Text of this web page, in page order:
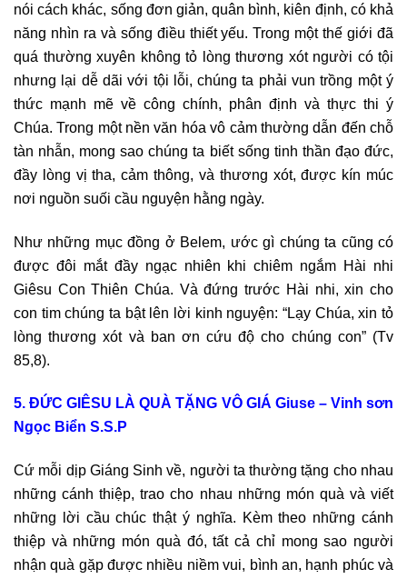
nói cách khác, sống đơn giản, quân bình, kiên định, có khả
năng nhìn ra và sống điều thiết yếu. Trong một thế giới đã
quá thường xuyên không tỏ lòng thương xót người có tội
nhưng lại dễ dãi với tội lỗi, chúng ta phải vun trồng một ý
thức mạnh mẽ về công chính, phân định và thực thi ý
Chúa. Trong một nền văn hóa vô cảm thường dẫn đến chỗ
tàn nhẫn, mong sao chúng ta biết sống tinh thần đạo đức,
đầy lòng vị tha, cảm thông, và thương xót, được kín múc
nơi nguồn suối cầu nguyện hằng ngày.
Như những mục đồng ở Belem, ước gì chúng ta cũng có
được đôi mắt đầy ngạc nhiên khi chiêm ngắm Hài nhi
Giêsu Con Thiên Chúa. Và đứng trước Hài nhi, xin cho
con tim chúng ta bật lên lời kinh nguyện: “Lạy Chúa, xin tỏ
lòng thương xót và ban ơn cứu độ cho chúng con” (Tv
85,8).
5.ĐỨC GIÊSU LÀ QUÀ TẶNG VÔ GIÁ Giuse – Vinh sơn
Ngọc Biển S.S.P
Cứ mỗi dịp Giáng Sinh về, người ta thường tặng cho nhau
những cánh thiệp, trao cho nhau những món quà và viết
những lời cầu chúc thật ý nghĩa. Kèm theo những cánh
thiệp và những món quà đó, tất cả chỉ mong sao người
nhận quà gặp được nhiều niềm vui, bình an, hạnh phúc và